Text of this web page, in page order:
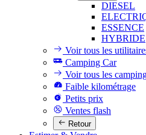
DIESEL
ESSENCE
HYBRIDE
Voir tous les
Camping Car
Voir tous les
Faible kilométrage
Petits prix
Ventes flash
Retour